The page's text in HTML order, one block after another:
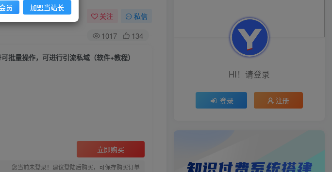
关注 私信
1017 134
批量操作，可进行引流私域（软件+教程）
立即购买
您当前未登录！建议登陆后购买，可保存购买订单
HI！请登录
登录 注册
员 加盟当站长